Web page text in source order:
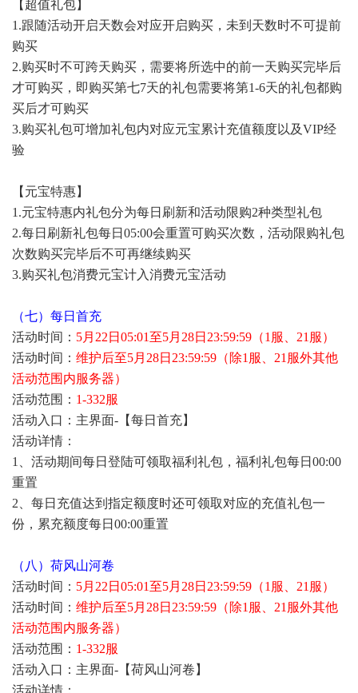
【超值礼包】
1.跟随活动开启天数会对应开启购买，未到天数时不可提前
购买
2.购买时不可跨天购买，需要将所选中的前一天购买完毕后
才可购买，即购买第七7天的礼包需要将第1-6天的礼包都购
买后才可购买
3.购买礼包可增加礼包内对应元宝累计充值额度以及VIP经
验
【元宝特惠】
1.元宝特惠内礼包分为每日刷新和活动限购2种类型礼包
2.每日刷新礼包每日05:00会重置可购买次数，活动限购礼包
次数购买完毕后不可再继续购买
3.购买礼包消费元宝计入消费元宝活动
（七）每日首充
活动时间： 5月22日05:01至5月28日23:59:59（1服、21服）
活动时间： 维护后至5月28日23:59:59（除1服、21服外其他
活动范围内服务器）
活动范围： 1-332服
活动入口：主界面-【每日首充】
活动详情：
1、活动期间每日登陆可领取福利礼包，福利礼包每日00:00
重置
2、每日充值达到指定额度时还可领取对应的充值礼包一
份，累充额度每日00:00重置
（八）荷风山河卷
活动时间： 5月22日05:01至5月28日23:59:59（1服、21服）
活动时间： 维护后至5月28日23:59:59（除1服、21服外其他
活动范围内服务器）
活动范围： 1-332服
活动入口：主界面-【荷风山河卷】
活动详情：